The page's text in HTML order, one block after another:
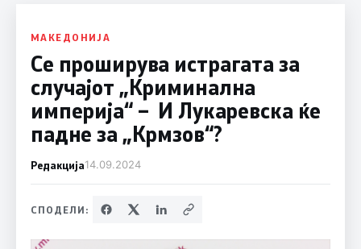
МАКЕДОНИЈА
Се проширува истрагата за
случајот „Криминална
империја“ – И Лукаревска ќе
падне за „Крмзов“?
Редакција14.09.2024
СПОДЕЛИ: